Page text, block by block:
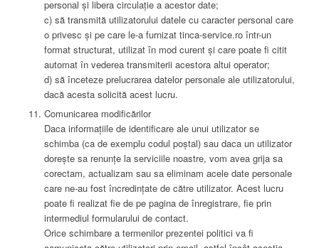
personal și libera circulație a acestor date;
c) să transmită utilizatorului datele cu caracter personal care
o privesc și pe care le-a furnizat tinca-service.ro într-un
format structurat, utilizat în mod curent și care poate fi citit
automat în vederea transmiterii acestora altui operator;
d) să înceteze prelucrarea datelor personale ale utilizatorului,
dacă acesta solicită acest lucru.
Comunicarea modificărilor
Daca informațiile de identificare ale unui utilizator se
schimba (ca de exemplu codul poștal) sau daca un utilizator
dorește sa renunțe la serviciile noastre, vom avea grija sa
corectam, actualizam sau sa eliminam acele date personale
care ne-au fost încredințate de către utilizator. Acest lucru
poate fi realizat fie de pe pagina de înregistrare, fie prin
intermediul formularului de contact.
Orice schimbare a termenilor prezentei politici va fi